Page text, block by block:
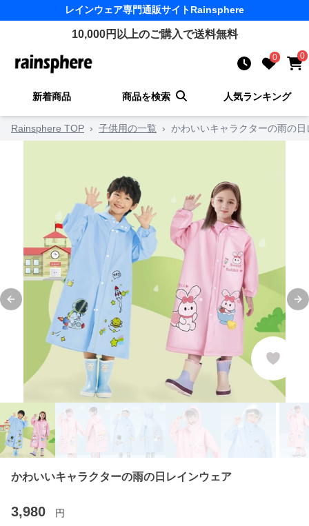
レインウェア専門通販サイトRainsphere
10,000円以上のご購入で送料無料
0 0
新着商品 商品を検索 人気ランキング
Rainsphere TOP › 子供用の一覧 › かわいいキャラクターの雨の
Previous slide
かわいいキャラクターの雨の日レインウェア
3,980 円